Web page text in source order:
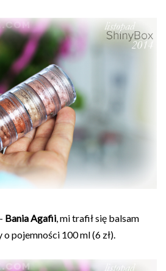
Bania Agafii, mi trafił się balsam
pojemności 100 ml (6 zł).